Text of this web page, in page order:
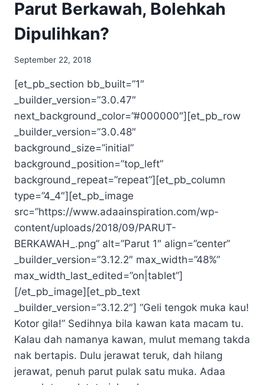
Parut Berkawah, Bolehkah
Dipulihkan?
September 22, 2018
[et_pb_section bb_built=”1″
_builder_version=”3.0.47″
next_background_color=”#000000″][et_pb_row
_builder_version=”3.0.48″
background_size=”initial”
background_position=”top_left”
background_repeat=”repeat”][et_pb_column
type=”4_4″][et_pb_image
src=”https://www.adaainspiration.com/wp-
content/uploads/2018/09/PARUT-
BERKAWAH_.png” alt=”Parut 1″ align=”center”
_builder_version=”3.12.2″ max_width=”48%”
max_width_last_edited=”on|tablet”]
[/et_pb_image][et_pb_text
_builder_version=”3.12.2″] “Geli tengok muka kau!
Kotor gila!” Sedihnya bila kawan kata macam tu.
Kalau dah namanya kawan, mulut memang takda
nak bertapis. Dulu jerawat teruk, dah hilang
jerawat, penuh parut pulak satu muka. Adaa